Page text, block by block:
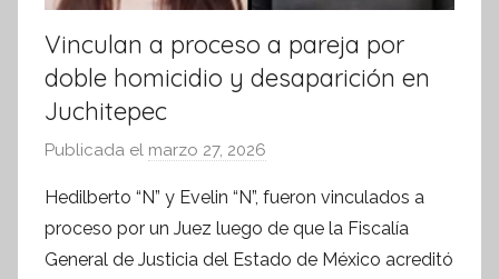
Vinculan a proceso a pareja por
doble homicidio y desaparición en
Juchitepec
Publicada el marzo 27, 2026
r
S
í
Hedilberto “N” y Evelin “N”, fueron vinculados a
proceso por un Juez luego de que la Fiscalía
General de Justicia del Estado de México acreditó